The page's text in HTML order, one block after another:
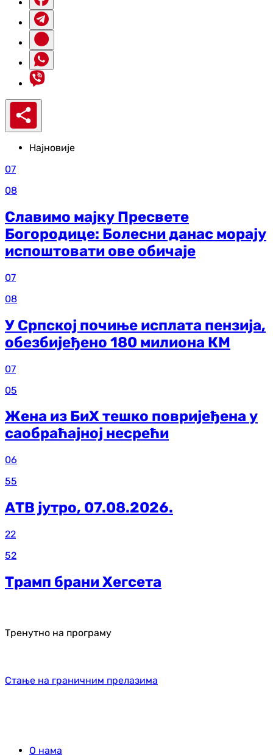
Најновије
07
08
Славимо мајку Пресвете
Богородице: Болесни данас морају
испоштовати ове обичаје
07
08
У Српској почиње исплата пензија,
обезбијеђено 180 милиона КМ
07
05
Жена из БиХ тешко повријеђена у
саобраћајној несрећи
06
55
АТВ јутро, 07.08.2026.
22
52
Трамп брани Хегсета
Тренутно на програму
Стање на граничним прелазима
О нама